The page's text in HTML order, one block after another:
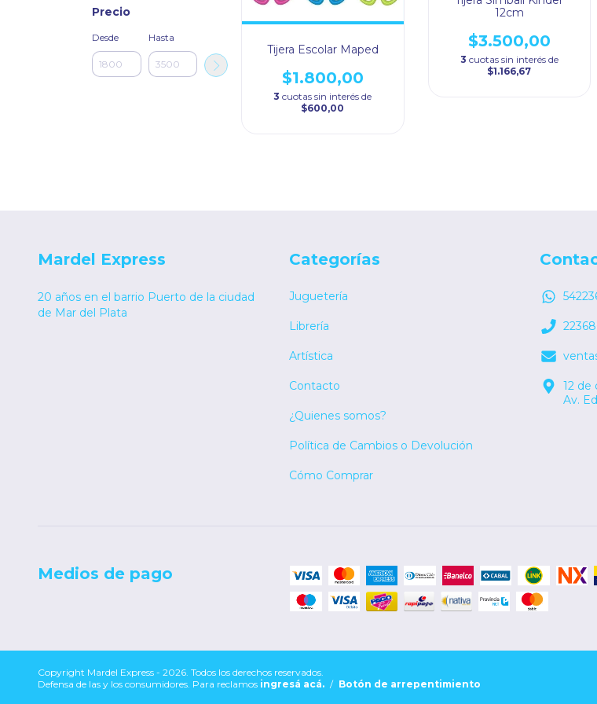
Precio
Desde Hasta
Tijera Escolar Maped
$1.800,00
3 cuotas sin interés de
$600,00
12cm
$3.500,00
3 cuotas sin interés de
$1.166,67
Mardel Express
20 años en el barrio Puerto de la ciudad
de Mar del Plata
Categorías
Juguetería
Librería
Artística
Contacto
¿Quienes somos?
Política de Cambios o Devolución
Cómo Comprar
12 de
Av.
Medios de pago
Copyright Mardel Express - 2026. Todos los derechos reservados.
Defensa de las y los consumidores. Para reclamos ingresá acá. / Botón de arrepentimiento